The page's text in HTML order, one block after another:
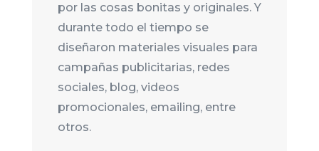
por las cosas bonitas y originales. Y
durante todo el tiempo se
diseñaron materiales visuales para
campañas publicitarias, redes
sociales, blog, videos
promocionales, emailing, entre
otros.